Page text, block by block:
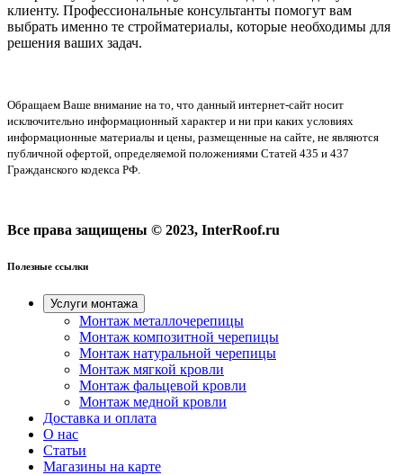
клиенту. Профессиональные консультанты помогут вам
выбрать именно те стройматериалы, которые необходимы для
решения ваших задач.
Обращаем Ваше внимание на то, что данный интернет-сайт носит
исключительно информационный характер и ни при каких условиях
информационные материалы и цены, размещенные на сайте, не являются
публичной офертой, определяемой положениями Статей 435 и 437
Гражданского кодекса РФ.
Все права защищены © 2023, InterRoof.ru
Полезные ссылки
Услуги монтажа
Монтаж металлочерепицы
Монтаж композитной черепицы
Монтаж натуральной черепицы
Монтаж мягкой кровли
Монтаж фальцевой кровли
Монтаж медной кровли
Доставка и оплата
О нас
Cтатьи
Магазины на карте